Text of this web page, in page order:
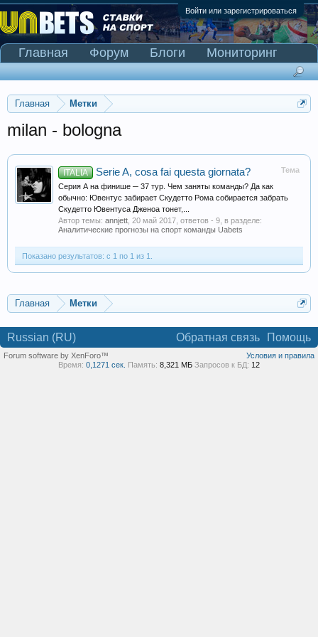
Войти или зарегистрироваться
Главная Метки
milan - bologna
Тема
ITALIA Serie A, cosa fai questa giornata?
Серия А на финише ─ 37 тур. Чем заняты команды? Да как
обычно: Ювентус забирает Скудетто Рома собирается забрать
Скудетто Ювентуса Дженоа тонет,...
Автор темы: annjett 20 май 2017 , ответов - 9, в разделе:
Аналитические прогнозы на спорт команды Uabets
Показано результатов: с 1 по 1 из 1.
Главная Метки
Главная Форум Блоги
Мониторинг
Сканер Pinnacle
Russian (RU) Обратная связь Помощь
Условия и правила
Forum software by XenForo™
Время: 0,1271 сек. Память: 8,321 МБ Запросов к БД: 12